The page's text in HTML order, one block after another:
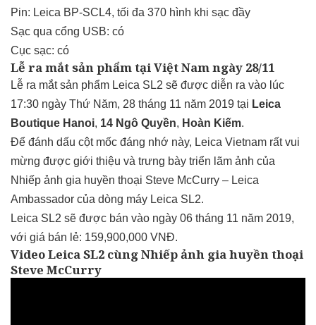
Pin: Leica BP-SCL4, tối đa 370 hình khi sạc đầy
Sạc qua cổng USB: có
Cục sạc: có
Lễ ra mắt sản phẩm tại Việt Nam ngày 28/11
Lễ ra mắt sản phẩm Leica SL2 sẽ được diễn ra vào lúc
17:30 ngày Thứ Năm, 28 tháng 11 năm 2019 tại Leica
Boutique Hanoi, 14 Ngô Quyền, Hoàn Kiếm.
Để đánh dấu cột mốc đáng nhớ này, Leica Vietnam rất vui
mừng được giới thiệu và trưng bày triển lãm ảnh của
Nhiếp ảnh gia huyền thoại Steve McCurry – Leica
Ambassador của dòng máy Leica SL2.
Leica SL2 sẽ được bán vào ngày 06 tháng 11 năm 2019,
với giá bán lẻ: 159,900,000 VNĐ.
Video Leica SL2 cùng Nhiếp ảnh gia huyền thoại
Steve McCurry